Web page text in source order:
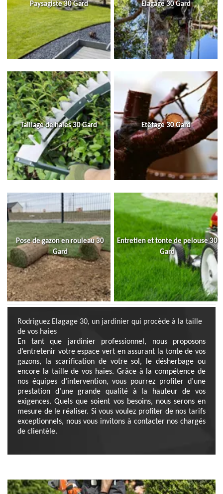
Paysagiste 30 Gard Elagage 30 Gard
Taillage de haies 30 Gard Etêtage 30 Gard
Pose de gazon en rouleau 30
Gard
Entretien et tonte de pelouse 30
Gard
Rodriguez Elagage 30, un jardinier qui procède à la taille
de vos haies
En tant que jardinier professionnel, nous proposons
d’entretenir votre espace vert en assurant la tonte de vos
gazons, la scarification de votre sol, le désherbage ou
encore la taille de vos haies. Grâce à la compétence de
nos équipes d’intervention, vous pourrez profiter d’une
prestation d’une grande qualité à la hauteur de vos
exigences. Quels que soient vos besoins, nous serons en
mesure de le réaliser. Si vous voulez profiter de nos tarifs
exceptionnels, nous vous invitons à contacter nos chargés
de clientèle.